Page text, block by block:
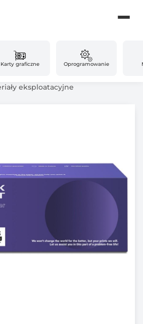
Karty graficzne Oprogramowanie
eksploatacyjne